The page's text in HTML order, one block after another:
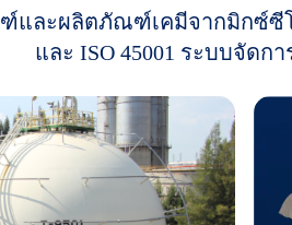
ฑ์และผลิตภัณฑ์เคมีจากมิกซ์ซี
และ ISO 45001 ระบบจัดกา